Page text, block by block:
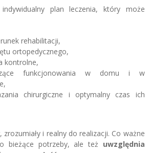
plan leczenia, który może
rehabilitacji,
ortopedycznego,
kontrolne,
funkcjonowania w domu i w
chirurgiczne i optymalny czas ich
zrozumiały i realny do realizacji. Co ważne
bieżące potrzeby, ale też uwzględnia